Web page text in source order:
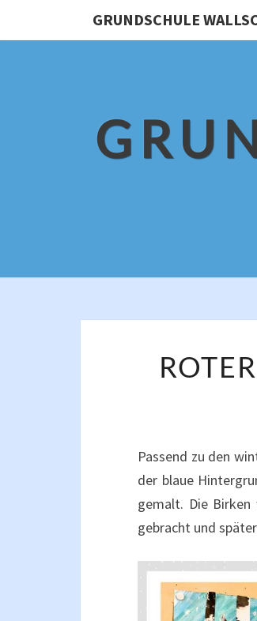
GRUNDSCHULE
Passend zu den
der blaue
gemalt. Die Birken
gebracht und